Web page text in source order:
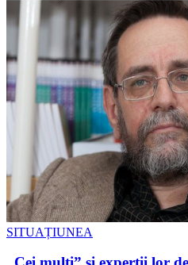
SITUAȚIUNEA